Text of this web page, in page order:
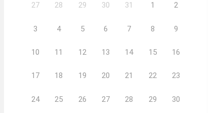
27 28 29 30 31 1 2
3 4 5 6 7 8 9
10 11 12 13 14 15 16
17 18 19 20 21 22 23
24 25 26 27 28 29 30